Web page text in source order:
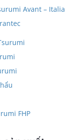
Avant – Italia
FHP